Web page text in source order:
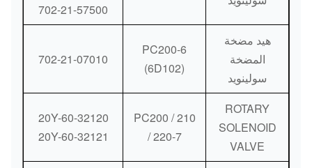
702-21-57500
هيد مضخة
المضخة
سولينويد
PC200-6
(6D102)
702-21-07010
ROTARY
SOLENOID
VALVE
PC200 / 210
/ 220-7
20Y-60-32120
20Y-60-32121